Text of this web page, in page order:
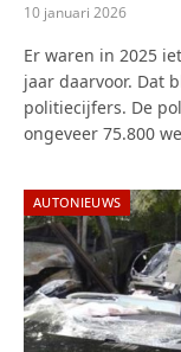
10 januari 2026
Er waren in 2025
jaar daarvoor. Dat
politiecijfers. De
ongeveer 75.800
AUTONIEUWS